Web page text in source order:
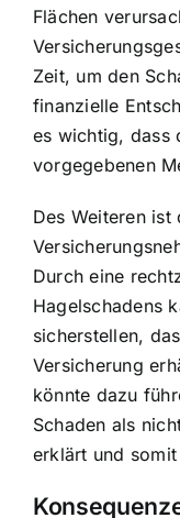
Flächen
Zeit, um den
finanzielle
es wichtig, dass
vorgegebenen
Des Weiteren
Durch eine
Hagelschadens
sicherstellen,
Versicherung
könnte dazu
Schaden als
erklärt und